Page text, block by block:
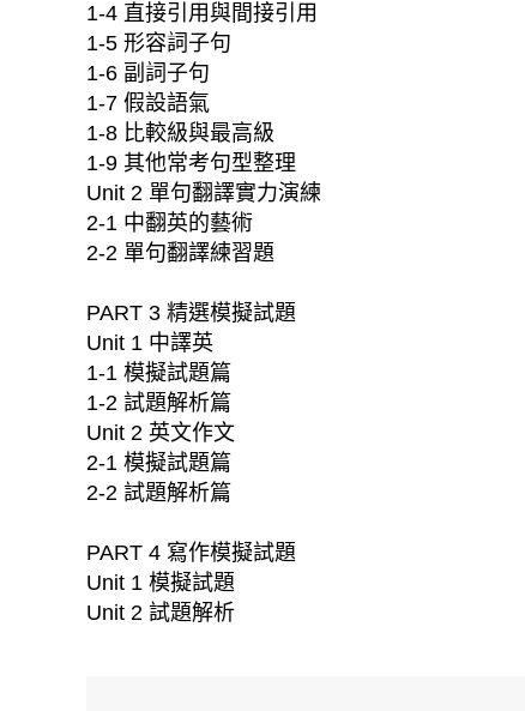
1-4 直接引用與間接引用
1-5 形容詞子句
1-6 副詞子句
1-7 假設語氣
1-8 比較級與最高級
1-9 其他常考句型整理
Unit 2 單句翻譯實力演練
2-1 中翻英的藝術
2-2 單句翻譯練習題
PART 3 精選模擬試題
Unit 1 中譯英
1-1 模擬試題篇
1-2 試題解析篇
Unit 2 英文作文
2-1 模擬試題篇
2-2 試題解析篇
PART 4 寫作模擬試題
Unit 1 模擬試題
Unit 2 試題解析